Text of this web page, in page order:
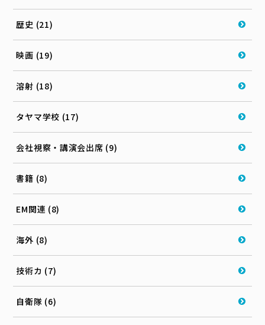
歴史 (21)
映画 (19)
溶射 (18)
タヤマ学校 (17)
会社視察・講演会出席 (9)
書籍 (8)
EM関連 (8)
海外 (8)
技術カ (7)
自衛隊 (6)